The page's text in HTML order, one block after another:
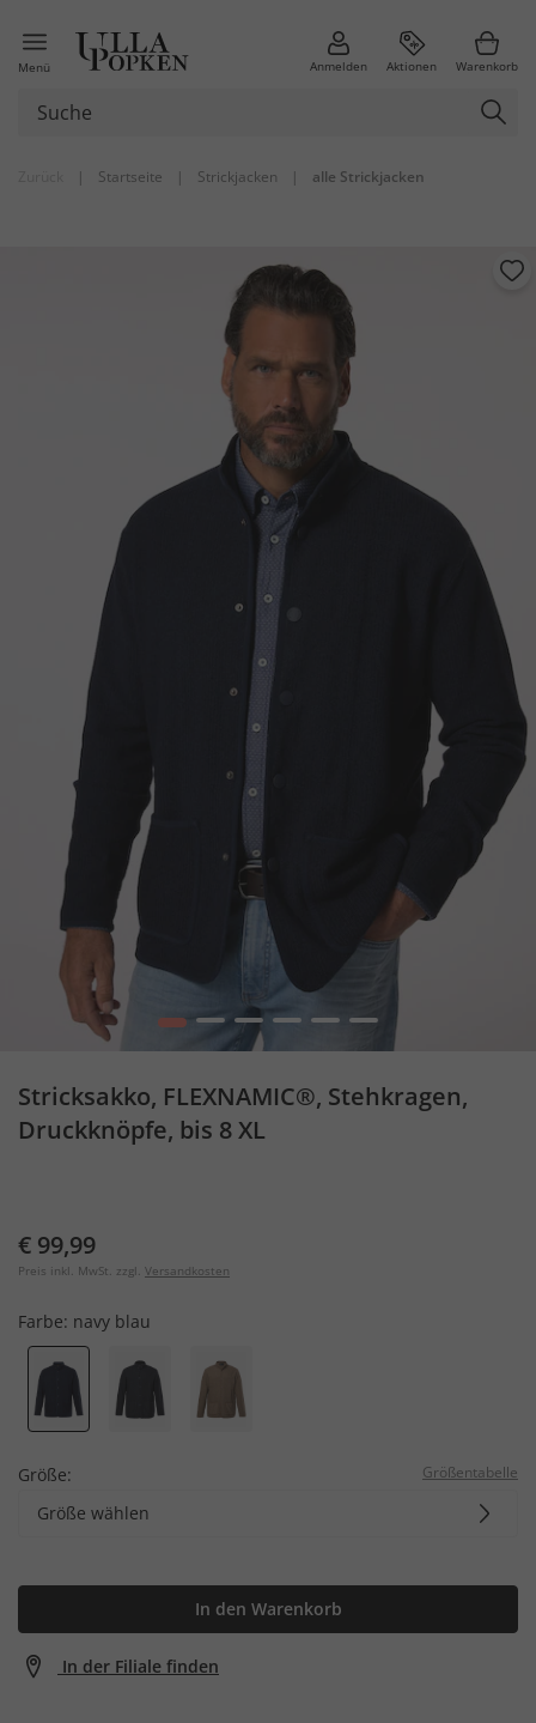
Menü Anmelden Aktionen Warenkorb
| Startseite | Strickjacken | alle Strickjacken
1 2 3 4 5 6
Stricksakko, FLEXNAMIC®, Stehkragen,
Druckknöpfe, bis 8 XL
€ 99,99
Preis inkl. MwSt. zzgl. Versandkosten
Farbe: navy blau
Größe: Größentabelle
Größe wählen
In den Warenkorb
In der Filiale finden